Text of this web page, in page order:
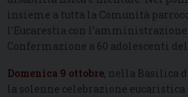
insieme a tutta la Comunità
l’Eucarestia con
Confermazione a 60 adolescenti
Domenica 9 ottobre, nella Basilica
la solenne celebrazione